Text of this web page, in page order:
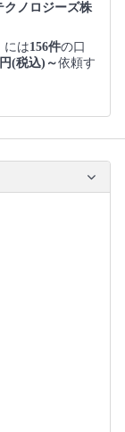
クノロジーズ株
には156件の口
(税込)～依頼す